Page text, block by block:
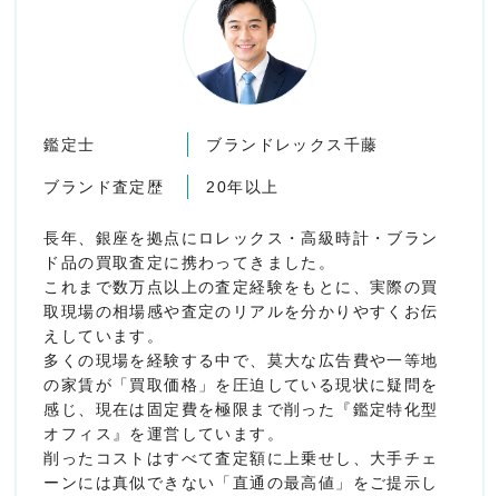
鑑定士 ブランドレックス千藤
ブランド査定歴 20年以上
長年、銀座を拠点にロレックス・高級時計・ブラン
ド品の買取査定に携わってきました。
これまで数万点以上の査定経験をもとに、実際の買
取現場の相場感や査定のリアルを分かりやすくお伝
えしています。
多くの現場を経験する中で、莫大な広告費や一等地
の家賃が「買取価格」を圧迫している現状に疑問を
感じ、現在は固定費を極限まで削った『鑑定特化型
オフィス』を運営しています。
削ったコストはすべて査定額に上乗せし、大手チェ
ーンには真似できない「直通の最高値」をご提示し